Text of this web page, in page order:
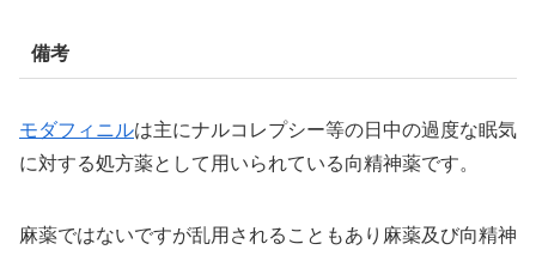
備考
モダフィニルは主にナルコレプシー等の日中の過度な眠気
に対する処方薬として用いられている向精神薬です。
麻薬ではないですが乱用されることもあり麻薬及び向精神